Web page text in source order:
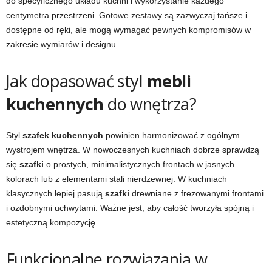
centymetra przestrzeni. Gotowe zestawy są zazwyczaj tańsze i
dostępne od ręki, ale mogą wymagać pewnych kompromisów w
zakresie wymiarów i designu.
Jak dopasować styl mebli
kuchennych do wnętrza?
Styl szafek kuchennych powinien harmonizować z ogólnym
wystrojem wnętrza. W nowoczesnych kuchniach dobrze sprawdzą
się szafki o prostych, minimalistycznych frontach w jasnych
kolorach lub z elementami stali nierdzewnej. W kuchniach
klasycznych lepiej pasują szafki drewniane z frezowanymi frontami
i ozdobnymi uchwytami. Ważne jest, aby całość tworzyła spójną i
estetyczną kompozycję.